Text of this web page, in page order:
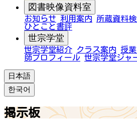
図書映像資料室
お知らせ 利用案内 所蔵資料
ひとこと書評
世宗学堂
世宗学堂紹介 クラス案内 授
師プロフィール 世宗学堂ジャ
日本語
한국어
掲示板